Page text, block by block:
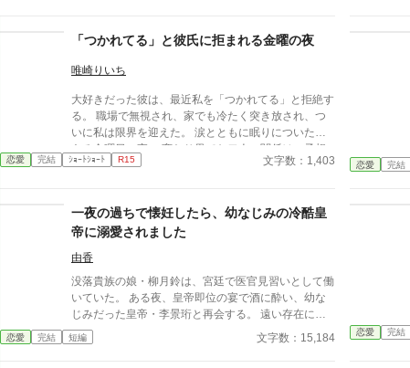
話じゃないですか。」 鬼上官な同僚に翻弄される、
フとしていますが その描写は薄いです。
「つかれてる」と彼氏に拒まれる金曜の夜
唯崎りいち
大好きだった彼は、最近私を「つかれてる」と拒絶す
る。 職場で無視され、家でも冷たく突き放され、つ
いに私は限界を迎えた。 涙とともに眠りについた、
ある金曜日の夜。 変わり果てた二人の関係は、予想
もしない結末を迎える。
恋愛 完結 ｼｮｰﾄｼｮｰﾄ R15 文字数：1,403 恋愛 完結
一夜の過ちで懐妊したら、幼なじみの冷酷皇
帝に溺愛されました
由香
没落貴族の娘・柳月鈴は、宮廷で医官見習いとして働
いていた。 ある夜、皇帝即位の宴で酒に酔い、幼な
じみだった皇帝・李景珩と再会する。 遠い存在にな
ったはずの彼。 けれど、その夜をきっかけに月鈴の
運命は大きく動き出す。 冷酷と恐れられる皇帝が、
恋愛 完結 短編 文字数：15,184 恋愛 完結